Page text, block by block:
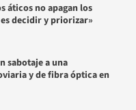
áticos no apagan los
decidir y priorizar»
sabotaje a una
y de fibra óptica en